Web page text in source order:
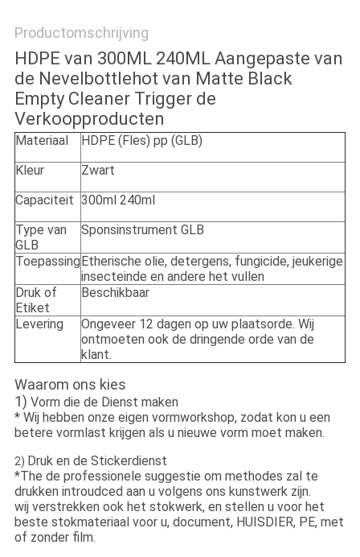
Productomschrijving
HDPE van 300ML 240ML Aangepaste van
de Nevelbottlehot van Matte Black
Empty Cleaner Trigger de
Verkoopproducten
Materiaal
HDPE (Fles) pp (GLB)
Kleur
Zwart
Capaciteit 300ml 240ml
Type van
GLB
Sponsinstrument GLB
Toepassing Etherische olie, detergens, fungicide, jeukerige
insecteinde en andere het vullen
Druk of
Etiket
Beschikbaar
Levering
Ongeveer 12 dagen op uw plaatsorde. Wij
ontmoeten ook de dringende orde van de
klant.
Waarom ons kies
1) Vorm die de Dienst maken
* Wij hebben onze eigen vormworkshop, zodat kon u een
betere vormlast krijgen als u nieuwe vorm moet maken.
2) Druk en de Stickerdienst
*The de professionele suggestie om methodes zal te
drukken introudced aan u volgens ons kunstwerk zijn.
wij verstrekken ook het stokwerk, en stellen u voor het
beste stokmateriaal voor u, document, HUISDIER, PE, met
of zonder film.